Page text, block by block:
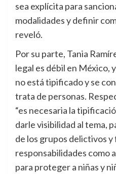
sea explícita para
modalidades y definir
reveló.
Por su parte, Tania
legal es débil en México,
no está tipificado y se
trata de personas.
“es necesaria la
darle visibilidad al tema,
de los grupos delictivos
responsabilidades como
para proteger a niñas y